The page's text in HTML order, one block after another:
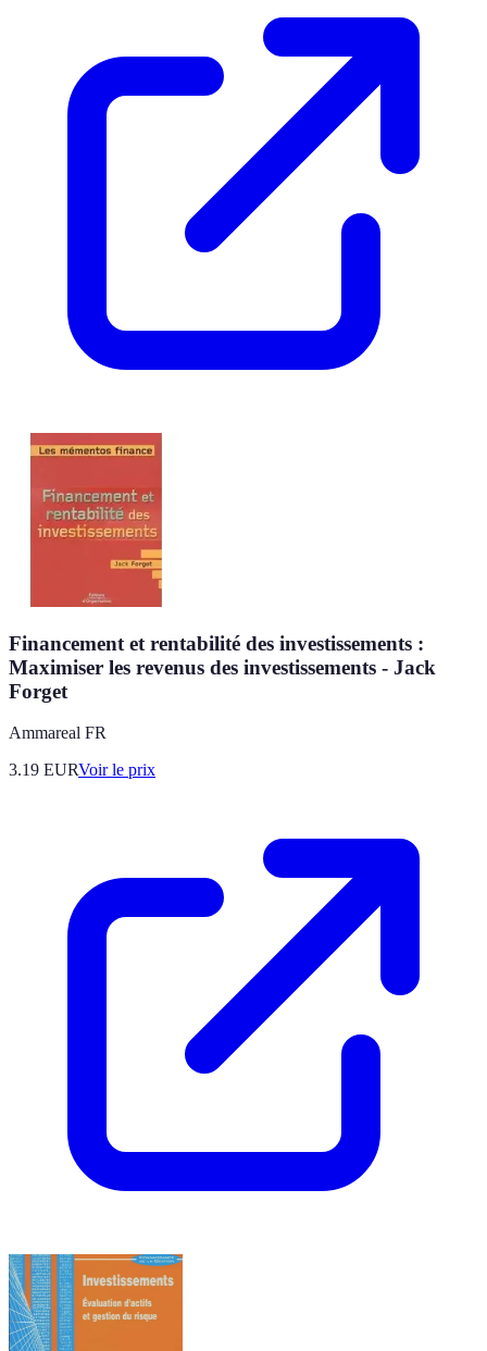
Financement et rentabilité des investissements :
Maximiser les revenus des investissements - Jack
Forget
Ammareal FR
3.19 EURVoir le prix